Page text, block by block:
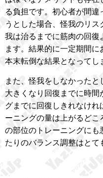
る負担です。初心者が間
うとした場合、怪我のリ
我は治るまでに筋肉の回復
ます。結果的に一定期間
本末転倒な結果となってし
また、怪我をしなかった
大きくなり回復までに時
グまでに回復しきれなけれ
ーニングの量は上がるど
の部位のトレーニングにも
たりのバランス調整はとて